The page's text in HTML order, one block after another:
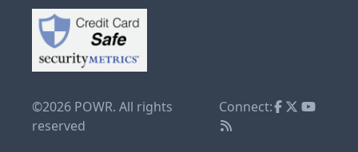
©2026 POWR. All rights
reserved
Connect: